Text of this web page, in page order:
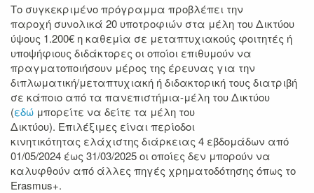
Το συγκεκριμένο πρόγραμμα προβλέπει την
παροχή συνολικά 20 υποτροφιών στα μέλη του Δικτύου
ύψους 1.200€ η καθεμία σε μεταπτυχιακούς φοιτητές ή
υποψήφιους διδάκτορες οι οποίοι επιθυμούν να
πραγματοποιήσουν μέρος της έρευνας για την
διπλωματική/μεταπτυχιακή ή διδακτορική τους διατριβή
σε κάποιο από τα πανεπιστήμια-μέλη του Δικτύου
(εδώ μπορείτε να δείτε τα μέλη του
Δικτύου). Επιλέξιμες είναι περίοδοι
κινητικότητας ελάχιστης διάρκειας 4 εβδομάδων από
01/05/2024 έως 31/03/2025οι οποίες δεν μπορούν να
καλυφθούν από άλλες πηγές χρηματοδότησης όπως το
Erasmus+.